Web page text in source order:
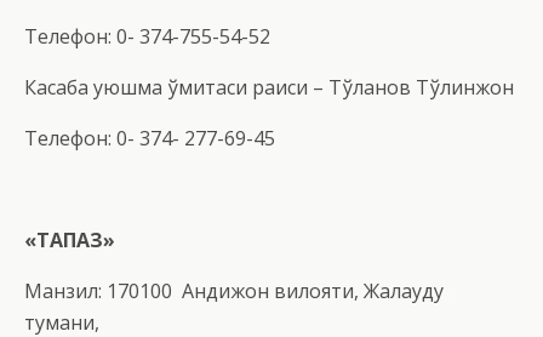
Телефон: 0- 374-755-54-52
Касаба уюшма қўмитаси раиси – Тўланов Тўлқинжон
Телефон: 0- 374- 277-69-45
«ТАПАЗ»
Манзил: 170100 Андижон вилояти, Жалақудуқ
тумани,